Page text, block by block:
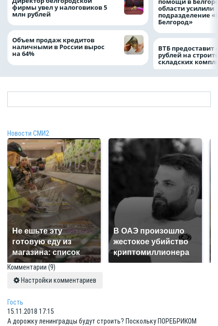
фирмы увел у налоговиков 5
млн рублей
Объем продаж кредитов
наличными в России вырос
на 64%
области усилили
подразделение
Белгород»
ВТБ предоставит
рублей на
складских
Новости СМИ2
Не ешьте эту
готовую еду из
магазина: список
В ОАЭ произошло
жестокое убийство
криптомиллионера
Комментарии (9)
Настройки комментариев
Гость
15.11.2018 17:15
А дорожку ленинградцы будут строить? Поскольку ПОРЕБРИКОМ